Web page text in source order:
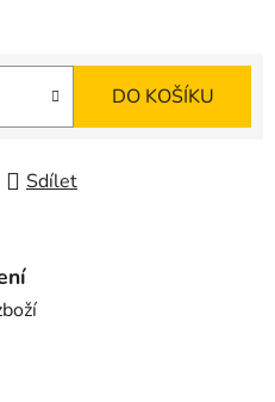
DO KOŠÍKU
Sdílet